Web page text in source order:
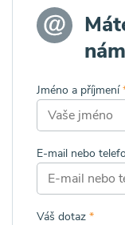
nám
Jméno a příjmení
E-mail nebo
Váš dotaz *